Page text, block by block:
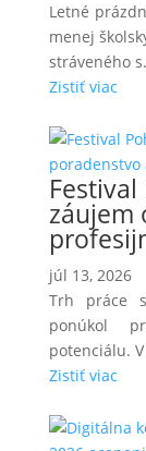
Letné
menej
stráveného
Zistiť viac
záujem
júl 13, 2026
Trh práce
ponúkol
potenciálu.
Zistiť viac